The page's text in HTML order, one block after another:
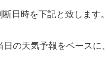
日時を下記と致します。
の天気予報をベースに